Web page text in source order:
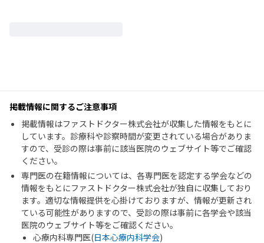
掲載情報に関するご注意事項
掲載情報はファストドクター株式会社が収集した情報をもとに
しています。診療科や診察時間が変更されている場合がありま
すので、受診の際は事前に該当医院のウェブサイト等でご確認
ください。
専門医の在籍情報については、各専門医を認定する学会などの
情報をもとにファストドクター株式会社が独自に収集しており
ます。適切な情報提供を心掛けておりますが、情報が更新され
ている可能性がありますので、受診の際は事前に各学会や該当
医院のウェブサイト等をご確認ください。
心療内科専門医(日本心療内科学会)